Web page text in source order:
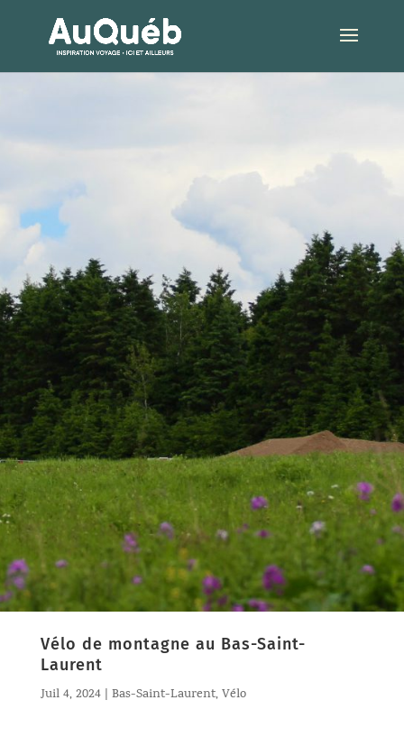
Vélo de montagne au Bas-Saint-
Laurent
Juil 4, 2024| Bas-Saint-Laurent,Vélo